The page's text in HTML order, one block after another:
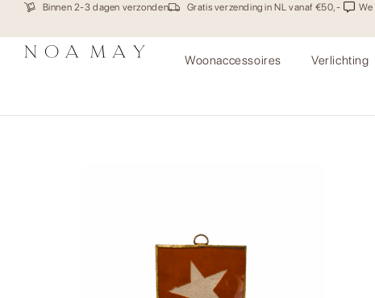
Binnen 2-3 dagen verzonden Gratis verzending in NL vanaf €50,-
Woonaccessoires Verlichting